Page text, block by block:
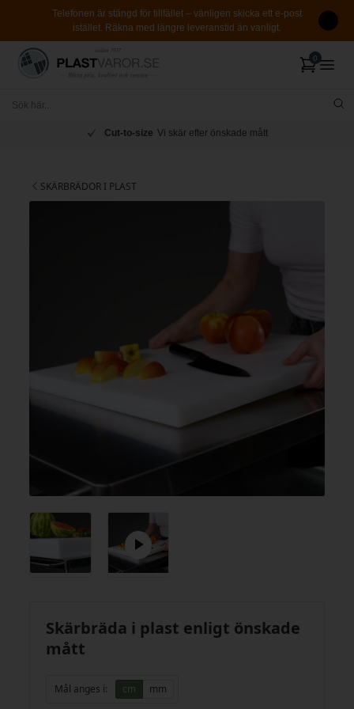
Telefonen är stängd för tillfället – vänligen skicka ett e-post
istället. Räkna med längre leveranstid än vanligt.
Cut-to-size Vi skär efter önskade mått
SKÄRBRÄDOR I PLAST
Skärbräda i plast enligt önskade
mått
Mål anges i: cm mm